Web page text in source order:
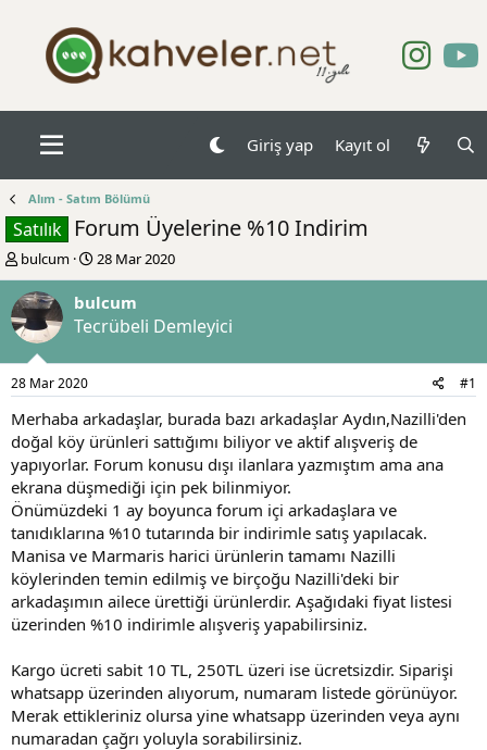
Giriş yap Kayıt ol
Alım - Satım Bölümü
Satılık Forum Üyelerine %10 Indirim
K
o
n
b
u
u
b
a
a
t
a
n
bulcum
B
a
ş
a
ı
ç
t
a
r
i
h
i
28 Mar 2020
bulcum
Tecrübeli Demleyici
28 Mar 2020 #1
Merhaba arkadaşlar, burada bazı arkadaşlar Aydın,Nazilli'den
doğal köy ürünleri sattığımı biliyor ve aktif alışveriş de
yapıyorlar. Forum konusu dışı ilanlara yazmıştım ama ana
ekrana düşmediği için pek bilinmiyor.
Önümüzdeki 1 ay boyunca forum içi arkadaşlara ve
tanıdıklarına %10 tutarında bir indirimle satış yapılacak.
Manisa ve Marmaris harici ürünlerin tamamı Nazilli
köylerinden temin edilmiş ve birçoğu Nazilli'deki bir
arkadaşımın ailece ürettiği ürünlerdir. Aşağıdaki fiyat listesi
üzerinden %10 indirimle alışveriş yapabilirsiniz.
Kargo ücreti sabit 10 TL, 250TL üzeri ise ücretsizdir. Siparişi
whatsapp üzerinden alıyorum, numaram listede görünüyor.
Merak ettikleriniz olursa yine whatsapp üzerinden veya aynı
numaradan çağrı yoluyla sorabilirsiniz.